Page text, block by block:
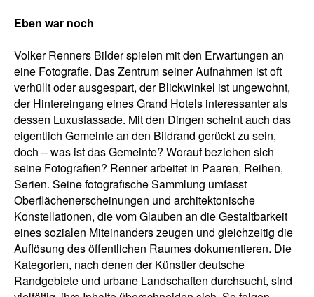
Eben war noch
Volker Renners Bilder spielen mit den Erwartungen an
eine Fotografie. Das Zentrum seiner Aufnahmen ist oft
verhüllt oder ausgespart, der Blickwinkel ist ungewohnt,
der Hintereingang eines Grand Hotels interessanter als
dessen Luxusfassade. Mit den Dingen scheint auch das
eigentlich Gemeinte an den Bildrand gerückt zu sein,
doch – was ist das Gemeinte? Worauf beziehen sich
seine Fotografien? Renner arbeitet in Paaren, Reihen,
Serien. Seine fotografische Sammlung umfasst
Oberflächenerscheinungen und architektonische
Konstellationen, die vom Glauben an die Gestaltbarkeit
eines sozialen Miteinanders zeugen und gleichzeitig die
Auflösung des öffentlichen Raumes dokumentieren. Die
Kategorien, nach denen der Künstler deutsche
Randgebiete und urbane Landschaften durchsucht, sind